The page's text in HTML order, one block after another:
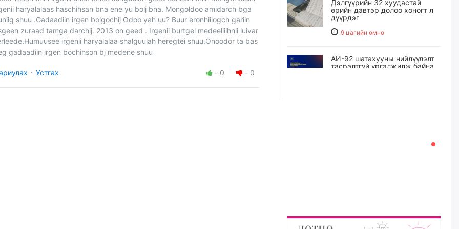
haryalalaas haschihsan bna ene yu bolj bna. Mongoldoo amidarch bga
shuu .Gadaadiin irgen bolgochij Odoo yah uu? Buur eronhiilogch gariin
zuraad tamga darchij. 2013 on geed . Irgenii burtgel medeelliihnii luivar
irgenii haryalalaa shalguulah heregtei shuu.Onoodor ta bas
gadaadiin irgen bochihson bj medene shuu
· Устгах - 0 - 0
Дэлгүүрийн 32 хуудастай
өрийн дэвтэр долоо хоногт л
дүүрдэг
9 цагийн өмнө
АИ-92 шатахууны нийлүүлэлт
тасралтгүй үргэлжилж байна